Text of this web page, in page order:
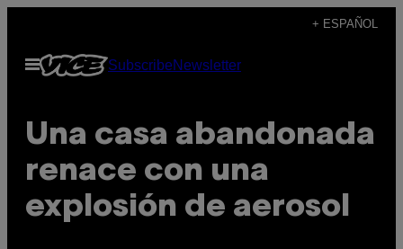
contenido
+ ESPAÑOL
Abrir
Menú
SubscribeNewsletter
Una casa abandonada
renace con una
explosión de aerosol